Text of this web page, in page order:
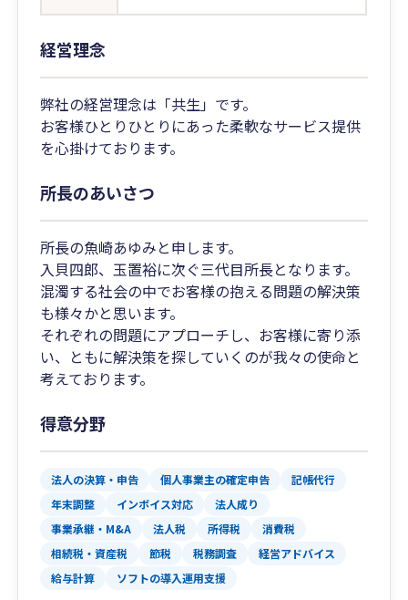
経営理念
弊社の経営理念は「共生」です。
お客様ひとりひとりにあった柔軟なサービス提供
を心掛けております。
所長のあいさつ
所長の魚崎あゆみと申します。
入貝四郎、玉置裕に次ぐ三代目所長となります。
混濁する社会の中でお客様の抱える問題の解決策
も様々かと思います。
それぞれの問題にアプローチし、お客様に寄り添
い、ともに解決策を探していくのが我々の使命と
考えております。
得意分野
法人の決算・申告 個人事業主の確定申告
記帳代行
年末調整
インボイス対応
法人成り
事業承継・M&A
法人税 所得税
消費税
相続税・資産税
節税 税務調査
経営アドバイス
給与計算
ソフトの導入運用支援